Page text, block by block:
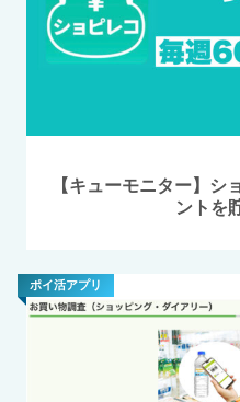
【キューモニター】シ
ントを
ポイ活アプリ